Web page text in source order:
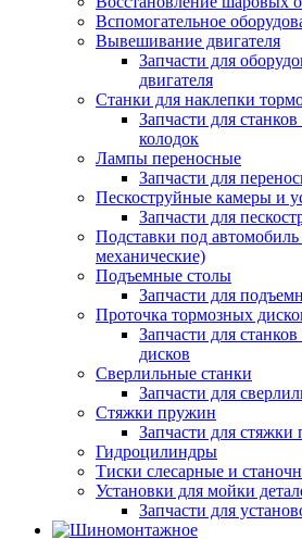
Вспомогательное
Вывешивание двигателя
Запчасти для
двигателя
Станки для наклепки
Запчасти для
колодок
Лампы переносные
Запчасти для
Пескоструйные камеры и
Запчасти для
Подставки под
механические)
Подъемные столы
Запчасти для
Проточка тормозных
Запчасти для
дисков
Сверлильные станки
Запчасти для
Стяжки пружин
Запчасти для стяжки
Гидроцилиндры
Тиски слесарные и
Установки для мойки
Запчасти для